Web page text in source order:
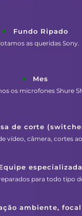
Fundo Ripado
as queridas Sony.
Mes
os microfones Shure
de corte
vídeo, câmera, cortes
especializada
para todo tipo
ambiente, focal